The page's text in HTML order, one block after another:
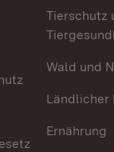
Tierschutz
Wald und
Ländlicher
Ernährung